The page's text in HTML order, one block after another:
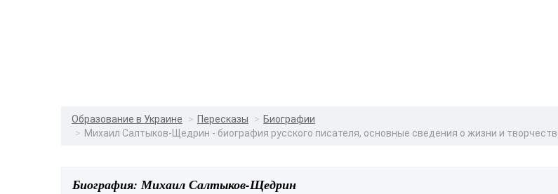
Образование в Украине Пересказы
Биографии
Михаил Салтыков-Щедрин - биография русского писателя, основные сведения о жизни и
Биография: Михаил Салтыков-Щедрин